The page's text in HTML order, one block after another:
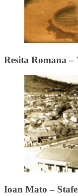
Resita Romana
Ioan Mato –